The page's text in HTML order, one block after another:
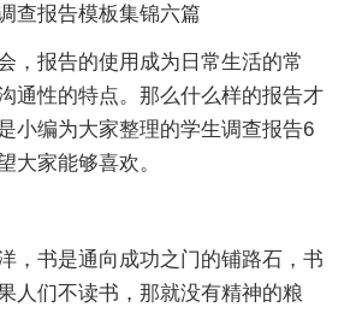
查报告模板集锦六篇
，报告的使用成为日常生活的常
通性的特点。那么什么样的报告才
小编为大家整理的学生调查报告6
大家能够喜欢。
，书是通向成功之门的铺路石，书
人们不读书，那就没有精神的粮